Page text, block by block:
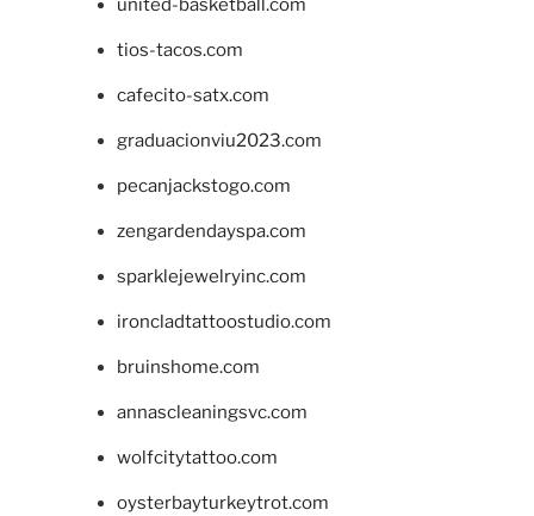
united-basketball.com
tios-tacos.com
cafecito-satx.com
graduacionviu2023.com
pecanjackstogo.com
zengardendayspa.com
sparklejewelryinc.com
ironcladtattoostudio.com
bruinshome.com
annascleaningsvc.com
wolfcitytattoo.com
oysterbayturkeytrot.com